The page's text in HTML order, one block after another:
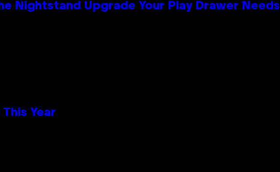
Nightstand Upgrade Your Play Drawer Needs
Year